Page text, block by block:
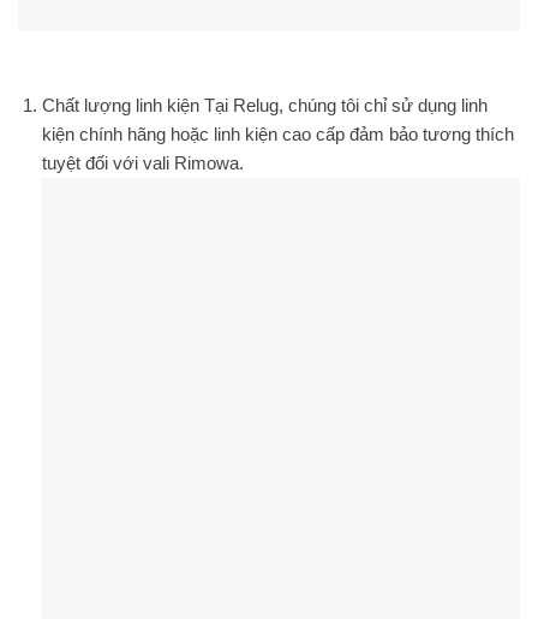
Chất lượng linh kiệnTại Relug, chúng tôi chỉ sử dụng linh
kiện chính hãng hoặc linh kiện cao cấp đảm bảo tương thích
tuyệt đối với vali Rimowa.